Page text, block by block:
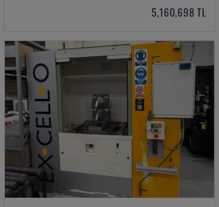
5,160,698 TL